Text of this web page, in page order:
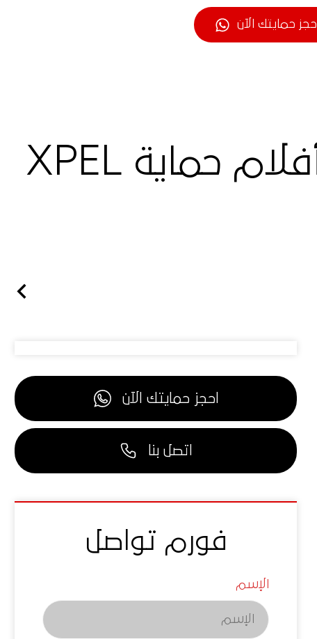
احجز حمايتك الآن
ميتسوبيشي إكليبس كروس 2023 | أفلام حماية XPEL
احجز حمايتك الآن
اتصل بنا
فورم تواصل
الإسم